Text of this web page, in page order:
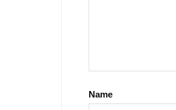
Name